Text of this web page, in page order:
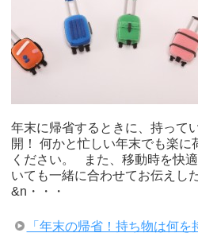
年末に帰省するときに、持って
開！ 何かと忙しい年末でも楽に
ください。 また、移動時を快
いても一緒に合わせてお伝えし
&n・・・
「年末の帰省！持ち物は何